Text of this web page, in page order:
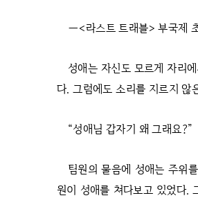
―<라스트 트래블> 부국제
성애는 자신도 모르게 자리
다. 그럼에도 소리를 지르지 않
“성애님 갑자기 왜 그래요?”
팀원의 물음에 성애는 주위
원이 성애를 쳐다보고 있었다.